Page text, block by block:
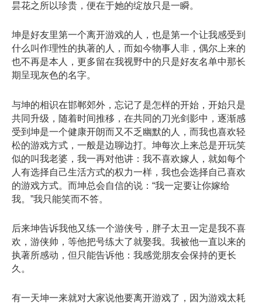
昙花之所以珍贵，便在于她的绽放只是一瞬。
坤是好友里第一个离开游戏的人，也是第一个让我感受到
什么叫作理性的执著的人，而如今物事人非，偶尔上来的
也不再是本人，更多留在我视野中的只是好友名单中那长
期呈现灰色的名字。
与坤的相识在邯郸郊外，忘记了是怎样的开始，开始只是
共同升级，随着时间推移，在共同的刀光剑影中，逐渐感
受到坤是一个健康开朗而又不乏幽默的人，而我也喜欢轻
松的游戏方式，一般是边聊边打。坤每次上来总是开玩笑
似的叫我老婆，我一再对他讲：我不喜欢嫁人，就如每个
人有选择自己生活方式的权力一样，我也会选择自己喜欢
的游戏方式。而坤总会自信的说：“我一定要让你嫁给
我。”我只能笑而不答。
后来坤告诉我他又练一个游侠号，胖子太丑一定是我不喜
欢，游侠帅，等他把号练大了就娶我。我被他一直以来的
执著所感动，但只能告诉他：我感觉朋友会保持的更长
久。
有一天坤一来就对大家说他要离开游戏了，因为游戏太耗